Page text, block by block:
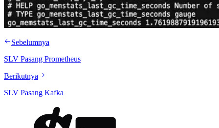
Sebelumnya
SLV Pasang Prometheus
Berikutnya
SLV Pasang Kafka